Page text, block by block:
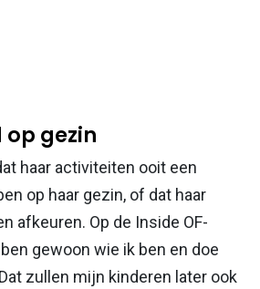
op gezin
haar activiteiten ooit een
op haar gezin, of dat haar
afkeuren. Op de Inside OF-
gewoon wie ik ben en doe
zullen mijn kinderen later ook